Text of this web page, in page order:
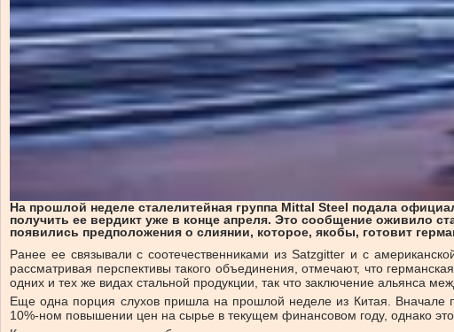
На прошлой неделе сталелитейная группа Mittal Steel подала
получить ее вердикт уже в конце апреля. Это сообщение оживило
появились предположения о слиянии, которое, якобы, готовит
Ранее ее связывали с соотечественниками из Satzgitter и с
рассматривая перспективы такого объединения, отмечают, что
одних и тех же видах стальной продукции, так что заключение альянса
Еще одна порция слухов пришла на прошлой неделе из Китая. Вначале
10%-ном повышении цен на сырье в текущем финансовом году, однако